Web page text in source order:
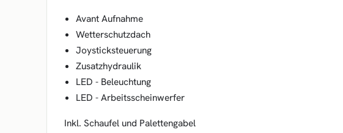
Avant Aufnahme
Wetterschutzdach
Joysticksteuerung
Zusatzhydraulik
LED - Beleuchtung
LED - Arbeitsscheinwerfer
Inkl. Schaufel und Palettengabel